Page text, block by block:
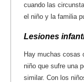
cuando las
el niño y la familia
Lesiones
Hay muchas cosas
niño que sufre una
similar. Con los